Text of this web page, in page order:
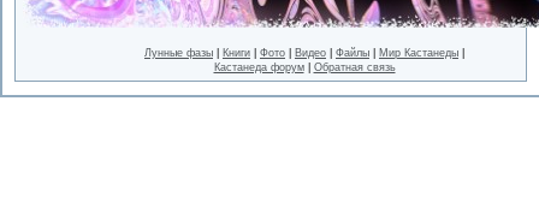
Лунные фазы Книги Фото Видео Файлы Мир Кастанеды
Кастанеда форум| Обратная связь